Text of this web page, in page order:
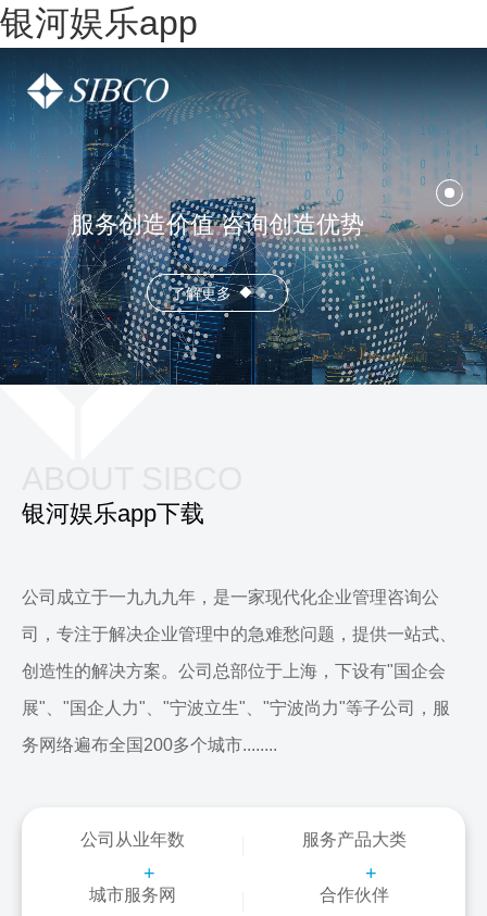
银河娱乐app
服务创造价值 咨询创造优势
了解更多
银河娱乐app下载
公司成立于一九九九年，是一家现代化企业管理咨询公
司，专注于解决企业管理中的急难愁问题，提供一站式、
创造性的解决方案。公司总部位于上海，下设有"国企会
展"、"国企人力"、"宁波立生"、"宁波尚力"等子公司，服
务网络遍布全国200多个城市........
公司从业年数
+
服务产品大类
+
城市服务网 合作伙伴